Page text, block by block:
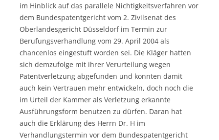
im Hinblick auf das parallele Nichtigkeitsverfahren vor
dem Bundespatentgericht vom 2. Zivilsenat des
Oberlandesgericht Düsseldorf im Termin zur
Berufungsverhandlung vom 29. April 2004 als
chancenlos eingestuft worden sei. Die Kläger hatten
sich demzufolge mit ihrer Verurteilung wegen
Patentverletzung abgefunden und konnten damit
auch kein Vertrauen mehr entwickeln, doch noch die
im Urteil der Kammer als Verletzung erkannte
Ausführungsform benutzen zu dürfen. Daran hat
auch die Erklärung des Herrn Dr. H im
Verhandlungstermin vor dem Bundespatentgericht